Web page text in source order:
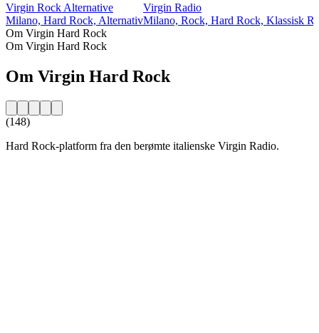
Virgin Rock Alternative
Milano, Hard Rock, Alternativ
Virgin Radio
Milano, Rock, Hard Rock, Klassisk
Om Virgin Hard Rock
Om Virgin Hard Rock
Om Virgin Hard Rock
(148)
Hard Rock-platform fra den berømte italienske Virgin Radio.